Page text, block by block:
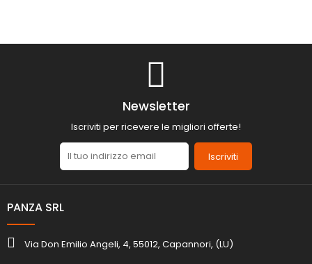
Newsletter
Iscriviti per ricevere le migliori offerte!
Iscriviti
PANZA SRL
Via Don Emilio Angeli, 4, 55012, Capannori, (LU)